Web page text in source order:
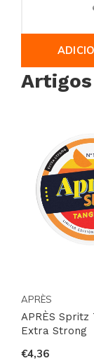
APRÈS
APRÈS Spritz
Extra Strong
€4,36